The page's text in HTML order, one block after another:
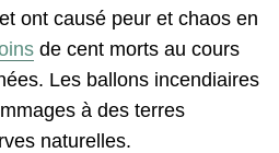
ont causé peur et chaos en
de cent morts au cours
Les ballons incendiaires
à des terres
naturelles.